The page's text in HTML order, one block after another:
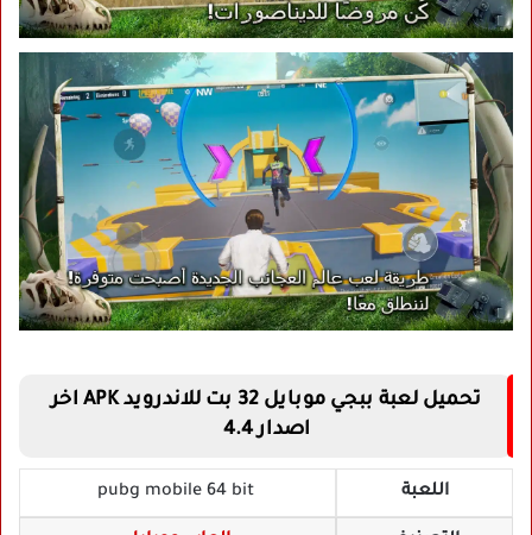
تحميل لعبة ببجي موبايل 32 بت للاندرويد APK اخر
اصدار 4.4
اللعبة pubg mobile 64 bit